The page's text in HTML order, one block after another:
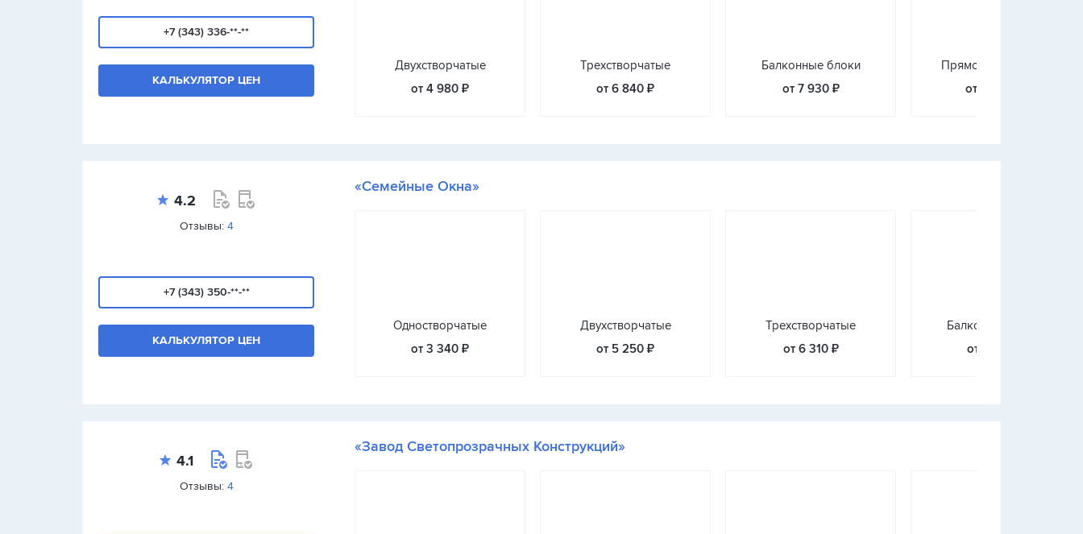
+7 (343) 336-**-**
КАЛЬКУЛЯТОР ЦЕН
Двухстворчатые
от 4 980 ₽
Трехстворчатые
от 6 840 ₽
Балконные блоки
от 7 930 ₽
Прямое остекление
от 17 500 ₽
4.2
Отзывы: 4
+7 (343) 350-**-**
КАЛЬКУЛЯТОР ЦЕН
«Семейные Окна»
Одностворчатые
от 3 340 ₽
Двухстворчатые
от 5 250 ₽
Трехстворчатые
от 6 310 ₽
Балконные блоки
от 9 830 ₽
4.1
Отзывы: 4
«Завод Светопрозрачных Конструкций»